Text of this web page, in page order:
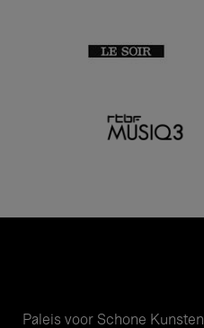
Paleis voor Schone Kunsten